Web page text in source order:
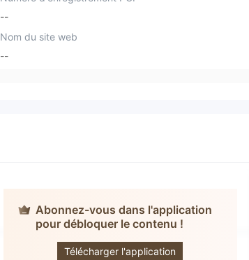
--
Nom du site web
--
Abonnez-vous dans l'application
pour débloquer le contenu !
Télécharger l'application
Nash Markets